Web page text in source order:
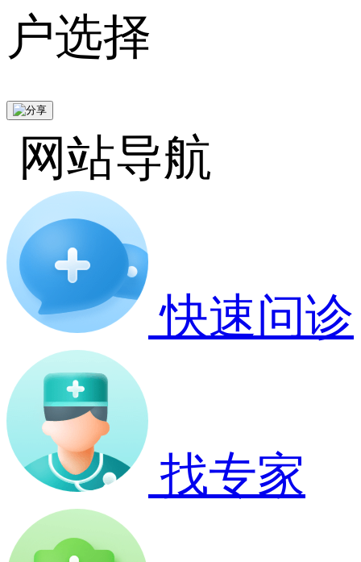
户选择
网站导航
快速问诊
找专家